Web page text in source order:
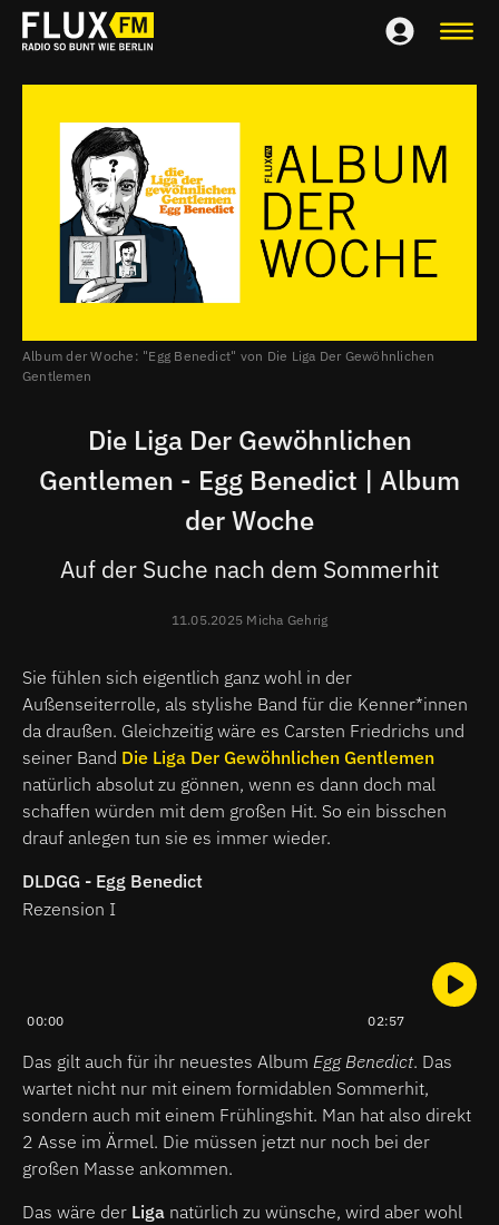
Album der Woche: "Egg Benedict" von Die Liga Der Gewöhnlichen
Gentlemen
Die Liga Der Gewöhnlichen
Gentlemen - Egg Benedict | Album
der Woche
Auf der Suche nach dem Sommerhit
11.05.2025 Micha Gehrig
Sie fühlen sich eigentlich ganz wohl in der
Außenseiterrolle, als stylishe Band für die Kenner*innen
da draußen. Gleichzeitig wäre es Carsten Friedrichs und
seiner Band Die Liga Der Gewöhnlichen Gentlemen
natürlich absolut zu gönnen, wenn es dann doch mal
schaffen würden mit dem großen Hit. So ein bisschen
drauf anlegen tun sie es immer wieder.
DLDGG - Egg Benedict
Rezension I
00:00 02:57
Das gilt auch für ihr neuestes Album Egg Benedict. Das
wartet nicht nur mit einem formidablen Sommerhit,
sondern auch mit einem Frühlingshit. Man hat also direkt
2 Asse im Ärmel. Die müssen jetzt nur noch bei der
großen Masse ankommen.
Das wäre der Liga natürlich zu wünsche, wird aber wohl